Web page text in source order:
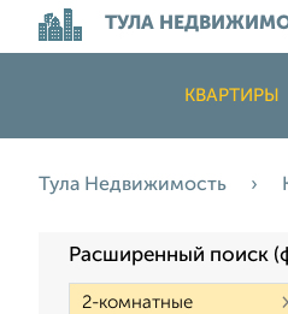
ТУЛА
КВАРТИРЫ
Тула Недвижимость
Расширенный поиск